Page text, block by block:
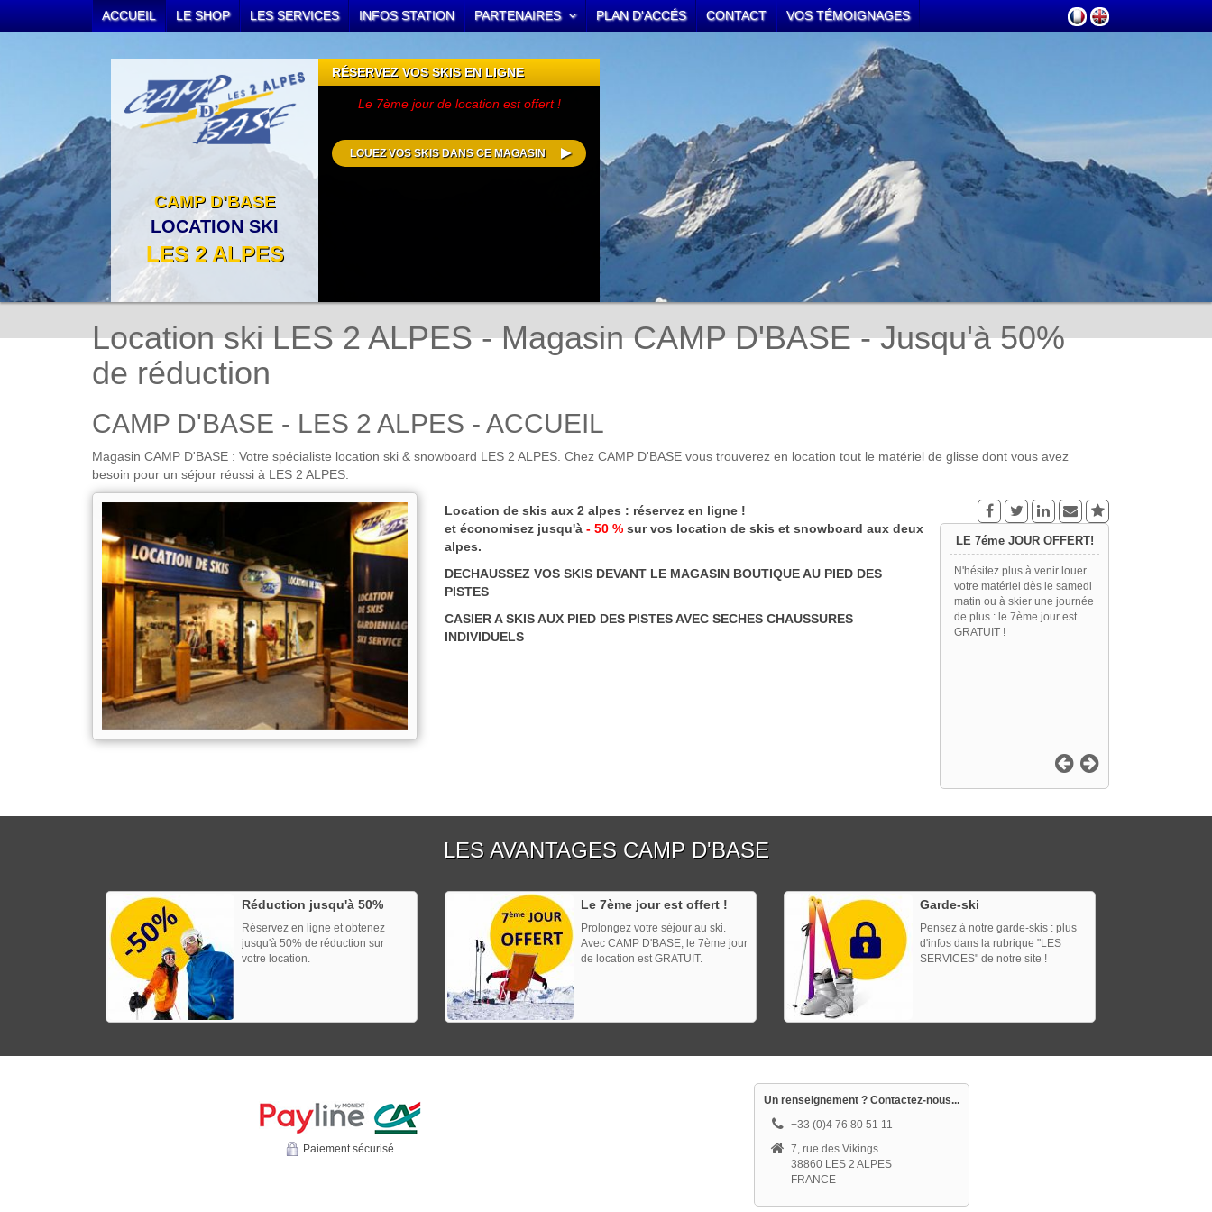
ACCUEIL LE SHOP LES SERVICES INFOS STATION PARTENAIRES PLAN D'ACCÉS CONTACT VOS TÉMOIGNAGES
CAMP D'BASE
LOCATION SKI
LES 2 ALPES
RÉSERVEZ VOS SKIS EN LIGNE
Le 7ème jour de location est offert !
LOUEZ VOS SKIS DANS CE MAGASIN
Location ski LES 2 ALPES - Magasin CAMP D'BASE - Jusqu'à 50%
de réduction
CAMP D'BASE - LES 2 ALPES - ACCUEIL
Magasin CAMP D'BASE : Votre spécialiste location ski & snowboard LES 2 ALPES. Chez CAMP D'BASE vous trouverez en location tout le matériel de glisse dont vous avez
besoin pour un séjour réussi à LES 2 ALPES.
Location de skis aux 2 alpes : réservez en ligne !
et économisez jusqu'à - 50 % sur vos location de skis et snowboard aux deux
alpes.
DECHAUSSEZ VOS SKIS DEVANT LE MAGASIN BOUTIQUE AU PIED DES
PISTES
CASIER A SKIS AUX PIED DES PISTES AVEC SECHES CHAUSSURES
INDIVIDUELS
LE 7éme JOUR OFFERT!
N'hésitez plus à venir louer
votre matériel dès le samedi
matin ou à skier une journée
de plus : le 7ème jour est
GRATUIT !
LES AVANTAGES CAMP D'BASE
Réduction jusqu'à 50%
Réservez en ligne et obtenez
jusqu'à 50% de réduction sur
votre location.
Le 7ème jour est offert !
Prolongez votre séjour au ski.
Avec CAMP D'BASE, le 7ème jour
de location est GRATUIT.
Garde-ski
Pensez à notre garde-skis : plus
d'infos dans la rubrique "LES
SERVICES" de notre site !
Paiement sécurisé
Un renseignement ? Contactez-nous...
+33 (0)4 76 80 51 11
7, rue des Vikings
38860 LES 2 ALPES
FRANCE